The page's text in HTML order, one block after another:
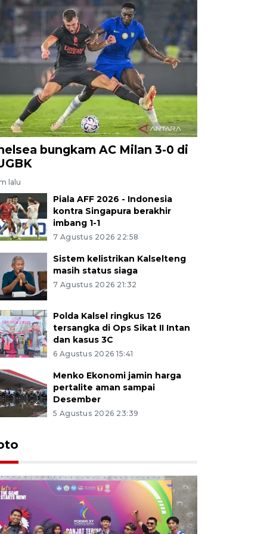
bungkam AC Milan 3-0 di
lalu
Piala AFF 2026 - Indonesia
kontra Singapura berakhir
imbang 1-1
7 Agustus 2026 22:58
Sistem kelistrikan Kalselteng
masih status siaga
7 Agustus 2026 21:32
Polda Kalsel ringkus 126
tersangka di Ops Sikat II Intan
dan kasus 3C
6 Agustus 2026 15:41
Menko Ekonomi jamin harga
pertalite aman sampai
Desember
5 Agustus 2026 23:39